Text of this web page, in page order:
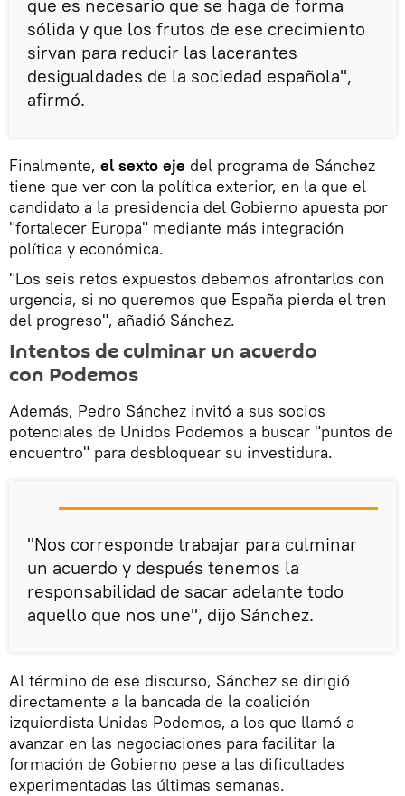
que es necesario que se haga de forma
sólida y que los frutos de ese crecimiento
sirvan para reducir las lacerantes
desigualdades de la sociedad española",
afirmó.
Finalmente, el sexto eje del programa de Sánchez
tiene que ver con la política exterior, en la que el
candidato a la presidencia del Gobierno apuesta por
"fortalecer Europa" mediante más integración
política y económica.
"Los seis retos expuestos debemos afrontarlos con
urgencia, si no queremos que España pierda el tren
del progreso", añadió Sánchez.
Intentos de culminar un acuerdo
con Podemos
Además, Pedro Sánchez invitó a sus socios
potenciales de Unidos Podemos a buscar "puntos de
encuentro" para desbloquear su investidura.
"Nos corresponde trabajar para culminar
un acuerdo y después tenemos la
responsabilidad de sacar adelante todo
aquello que nos une", dijo Sánchez.
Al término de ese discurso, Sánchez se dirigió
directamente a la bancada de la coalición
izquierdista Unidas Podemos, a los que llamó a
avanzar en las negociaciones para facilitar la
formación de Gobierno pese a las dificultades
experimentadas las últimas semanas.